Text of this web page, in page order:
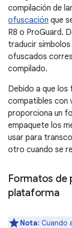
compilación de
ofuscación que
R8 o ProGuard.
traducir símbolos
ofuscados
compilado.
Debido a que los
compatibles con
proporciona un
empaquete los
usar para
otro cuando se
Formatos de
plataforma
Nota: Cuando